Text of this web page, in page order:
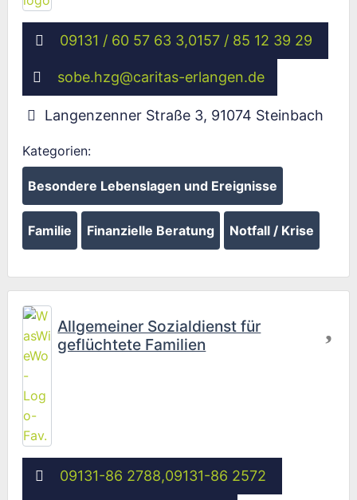
09131 / 60 57 63 3,0157 / 85 12 39 29
sobe.hzg@caritas-erlangen.de
Langenzenner Straße 3, 91074 Steinbach
Kategorien:
Besondere Lebenslagen und Ereignisse
Familie Finanzielle Beratung Notfall / Krise
Allgemeiner Sozialdienst für
geflüchtete Familien
09131-86 2788,09131-86 2572